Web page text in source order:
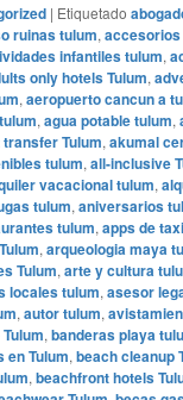
| Etiquetado
ruinas tulum, accesorios
infantiles tulum,
only hotels Tulum,
, aeropuerto cancun a
, agua potable tulum,
Tulum, akumal
tulum, all-inclusive
vacacional tulum,
tulum, aniversarios
tulum, apps de
, arqueologia maya
Tulum, arte y cultura
locales tulum, asesor
, autor tulum,
, banderas playa
en Tulum, beach cleanup
, beachfront hotels